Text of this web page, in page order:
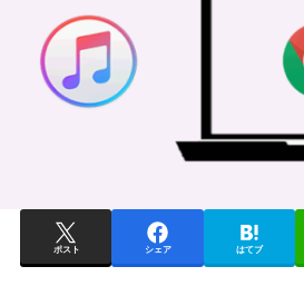
ポスト シェア はてブ